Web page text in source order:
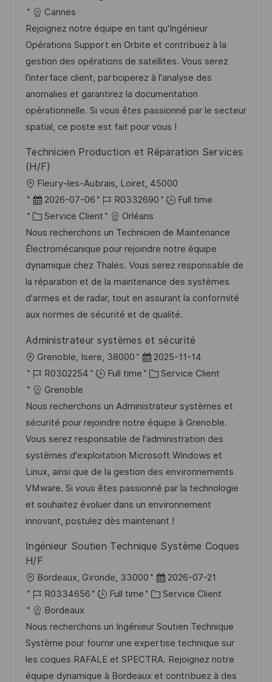
g
e
t
e
c
a
l
i
s
a
t
i
n
e
d
’
a
f
f
h
é
f
é
r
e
n
c
e
u
s
t
é
g
o
r
i
e
Cannes
Rejoignez notre équipe en tant qu'Ingénieur
Opérations Support en Orbite et contribuez à la
gestion des opérations de satellites. Vous serez
l'interface client, participerez à l'analyse des
anomalies et garantirez la documentation
opérationnelle. Si vous êtes passionné par le secteur
spatial, ce poste est fait pour vous !
Technicien Production et Réparation Services
(H/F)
o
c
a
l
i
s
a
t
o
n
Fleury-les-Aubrais, Loiret, 45000
D
a
t
e
d
a
f
i
c
h
a
g
e
2026-07-06
R
é
f
é
r
e
n
c
d
u
p
s
t
e
R0332690
Full time
C
a
t
é
g
o
r
e
Service Client
Orléans
Nous recherchons un Technicien de Maintenance
Électromécanique pour rejoindre notre équipe
dynamique chez Thales. Vous serez responsable de
la réparation et de la maintenance des systèmes
d'armes et de radar, tout en assurant la conformité
aux normes de sécurité et de qualité.
Administrateur systèmes et sécurité
o
c
a
l
i
s
a
t
i
o
Grenoble, Isere, 38000
D
a
e
d
’
a
f
f
i
c
a
2025-11-14
R
é
f
é
r
e
n
c
e
d
p
t
e
R0302254 Full time
C
t
é
g
o
r
i
e
Service Client
Grenoble
Nous recherchons un Administrateur systèmes et
sécurité pour rejoindre notre équipe à Grenoble.
Vous serez responsable de l'administration des
systèmes d'exploitation Microsoft Windows et
Linux, ainsi que de la gestion des environnements
VMware. Si vous êtes passionné par la technologie
et souhaitez évoluer dans un environnement
innovant, postulez dès maintenant !
Ingénieur Soutien Technique Système Coques
H/F
o
c
a
l
i
s
Bordeaux, Gironde, 33000
D
a
e
d
’
a
2026-07-21
R
é
f
é
r
e
R0334656 Full time
C
t
é
g
o
Service Client
Bordeaux
Nous recherchons un Ingénieur Soutien Technique
Système pour fournir une expertise technique sur
les coques RAFALE et SPECTRA. Rejoignez notre
équipe dynamique à Bordeaux et contribuez à des